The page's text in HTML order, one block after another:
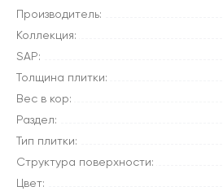
Производитель:
Коллекция:
SAP:
Толщина плитки:
Вес в кор:
Раздел:
Тип плитки:
Структура поверхности:
Цвет: